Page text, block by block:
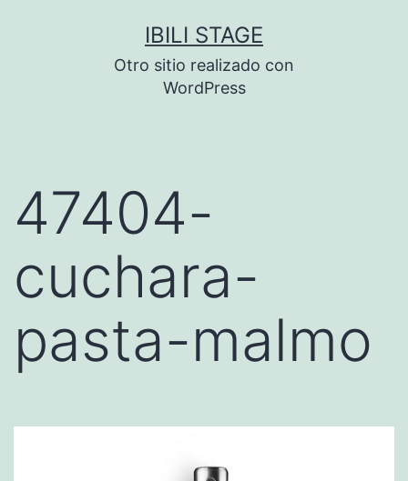
IBILI STAGE
Otro sitio realizado con
WordPress
47404-
cuchara-
pasta-malmo